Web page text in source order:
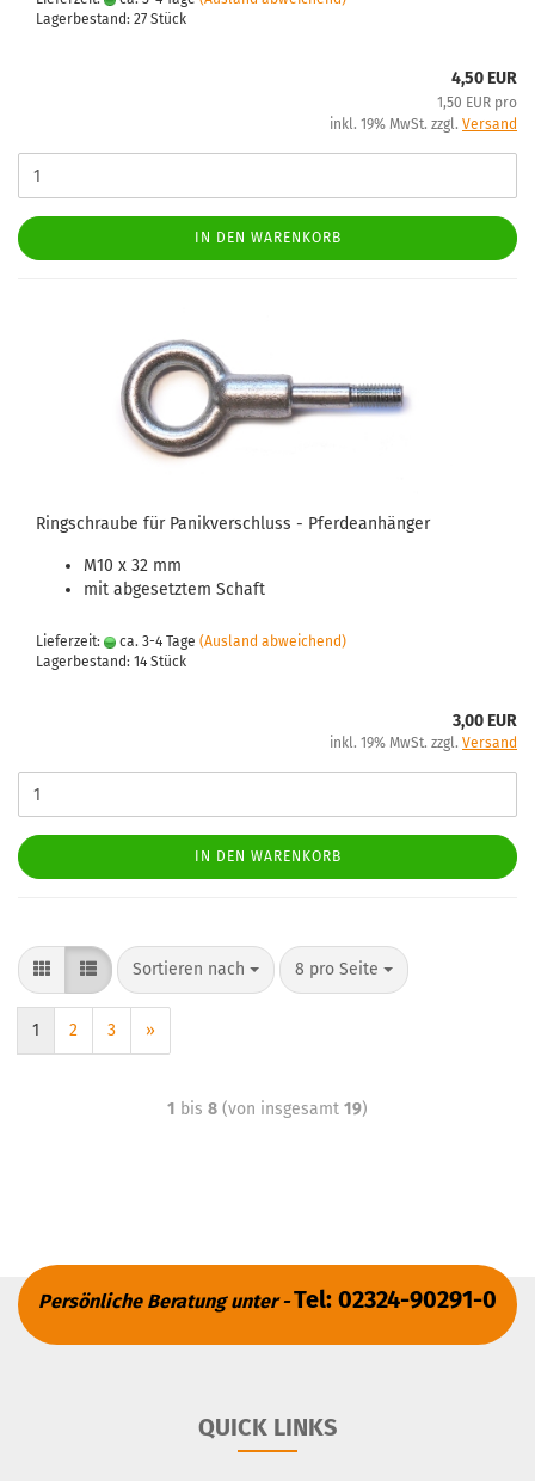
Lagerbestand: 27 Stück
4,50 EUR
1,50 EUR pro
inkl. 19% MwSt. zzgl. Versand
IN DEN WARENKORB
Ringschraube für Panikverschluss - Pferdeanhänger
M10 x 32 mm
mit abgesetztem Schaft
Lieferzeit: ca. 3-4 Tage (Ausland abweichend)
Lagerbestand: 14 Stück
3,00 EUR
inkl. 19% MwSt. zzgl. Versand
IN DEN WARENKORB
Sortieren nach 8 pro Seite
1 2 3 »
1 bis 8 (von insgesamt 19)
Persönliche Beratung unter -Tel: 02324-90291-0
QUICK LINKS